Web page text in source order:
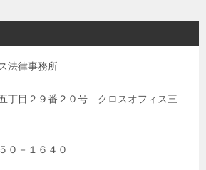
法律事務所
丁目２９番２０号 クロスオフィス三
０－１６４０